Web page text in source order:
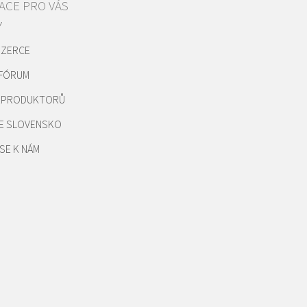
PRO VÁS
SLOVENSKO
K NÁM